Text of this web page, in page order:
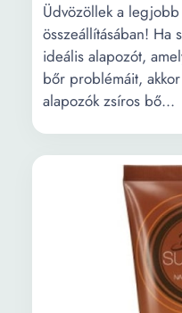
Üdvözöllek a
összeállításában! Ha
ideális alapozót,
bőr problémáit,
alapozók zsíros bő...